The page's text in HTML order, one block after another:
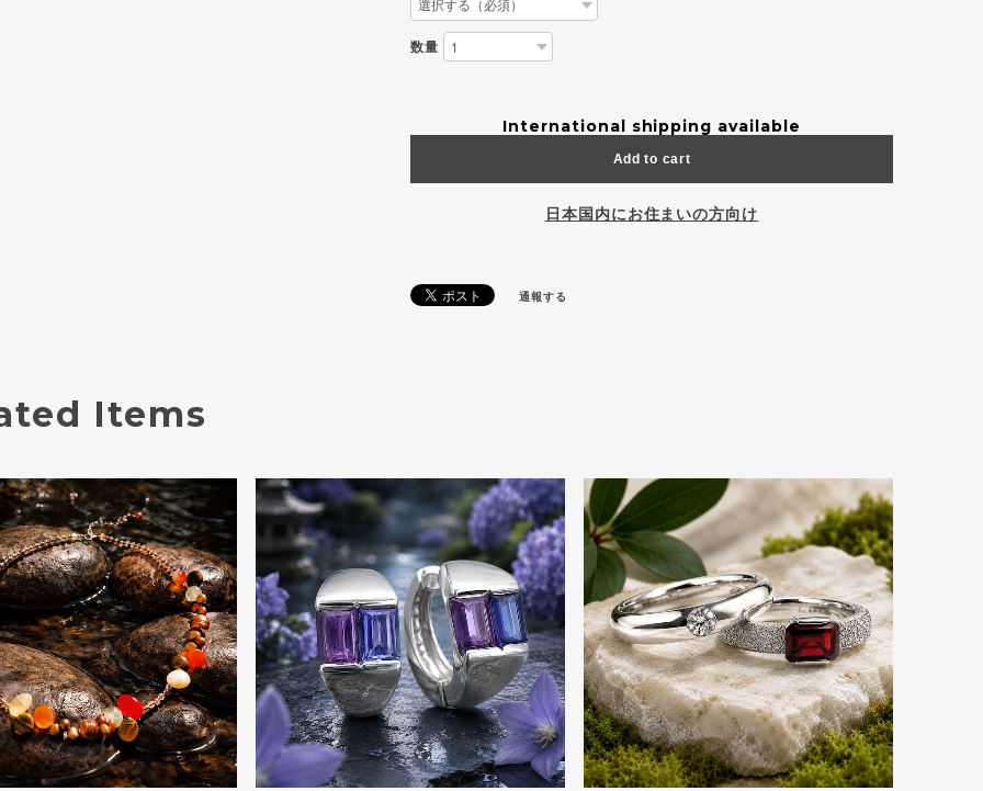
数量
International shipping available
Add to cart
日本国内にお住まいの方向け
通報する
Items